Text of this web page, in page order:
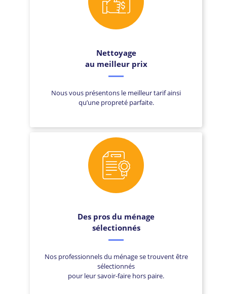
Nettoyage
au meilleur prix
Nous vous présentons le meilleur tarif ainsi
qu’une propreté parfaite.
Des pros du ménage
sélectionnés
Nos professionnels du ménage se trouvent être
sélectionnés
pour leur savoir-faire hors paire.